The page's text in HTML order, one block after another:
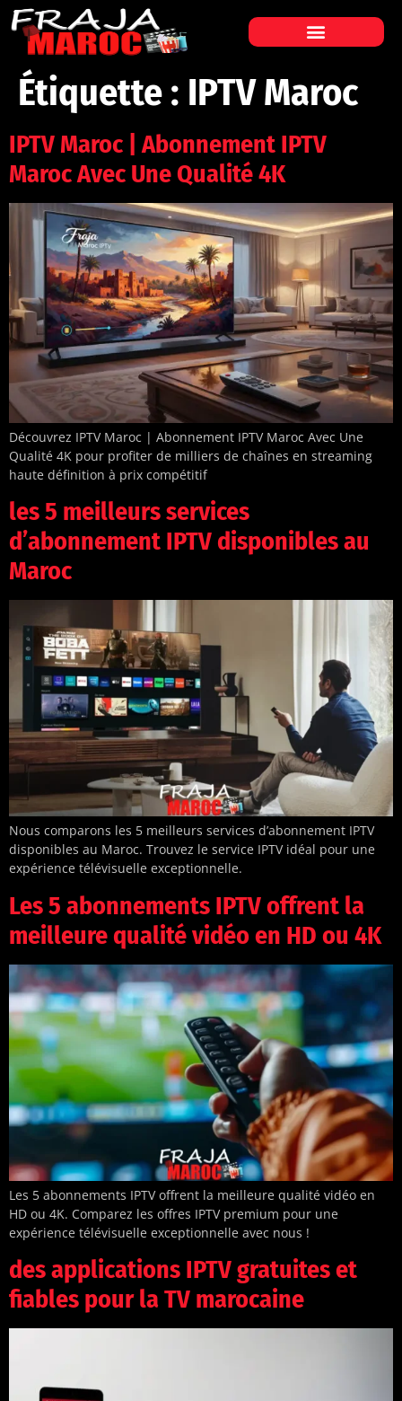
Étiquette : IPTV Maroc
IPTV Maroc | Abonnement IPTV
Maroc Avec Une Qualité 4K
Découvrez IPTV Maroc | Abonnement IPTV Maroc Avec Une
Qualité 4K pour profiter de milliers de chaînes en streaming
haute définition à prix compétitif
les 5 meilleurs services
d’abonnement IPTV disponibles au
Maroc
Nous comparons les 5 meilleurs services d’abonnement IPTV
disponibles au Maroc. Trouvez le service IPTV idéal pour une
expérience télévisuelle exceptionnelle.
Les 5 abonnements IPTV offrent la
meilleure qualité vidéo en HD ou 4K
Les 5 abonnements IPTV offrent la meilleure qualité vidéo en
HD ou 4K. Comparez les offres IPTV premium pour une
expérience télévisuelle exceptionnelle avec nous !
des applications IPTV gratuites et
fiables pour la TV marocaine